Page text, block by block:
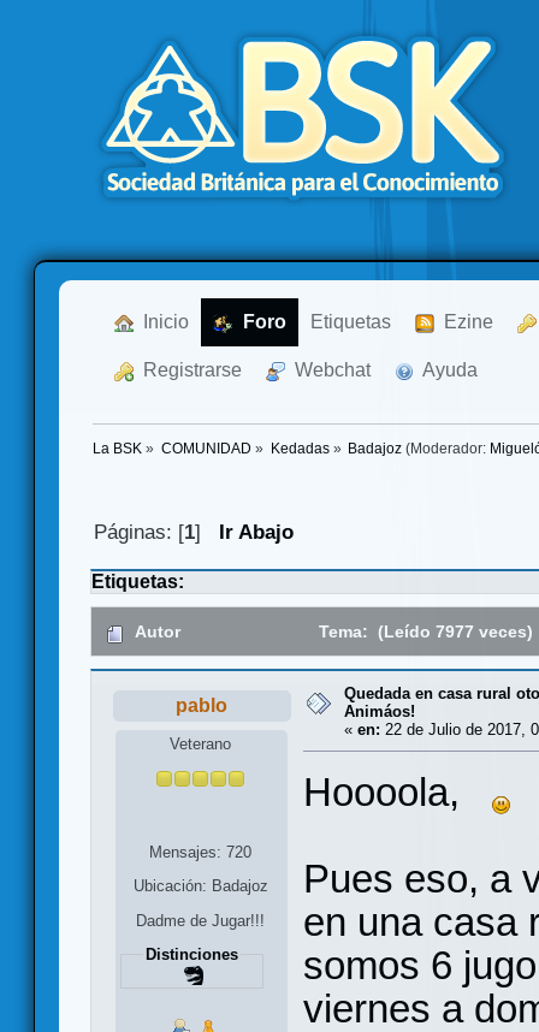
Inicio Foro Etiquetas Ezine
Registrarse Webchat Ayuda
La BSK » COMUNIDAD » Kedadas» Badajoz (Moderador:
Páginas: [1] Ir Abajo
Etiquetas:
Autor Tema: (Leído 7977 veces)
pablo
Veterano
Mensajes: 720
Ubicación: Badajoz
Dadme de Jugar!!!
Distinciones
Quedada en casa rural
Animáos!
« en: 22 de Julio de 2017,
Hoooola,
Pues eso, a
en una casa
somos 6
viernes a